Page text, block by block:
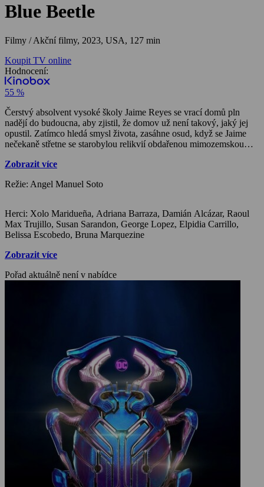
Blue Beetle
Filmy / Akční filmy, 2023, USA, 127 min
Koupit TV online
Hodnocení:
55 %
Čerstvý absolvent vysoké školy Jaime Reyes se vrací domů pln
nadějí do budoucna, aby zjistil, že domov už není takový, jaký jej
opustil. Zatímco hledá smysl života, zasáhne osud, když se Jaime
nečekaně střetne se starobylou relikvií obdařenou mimozemskou
symbiotického hostitele, je obdařen neuvěřitelným brněním
navždy změní jeho osud, když se stane superhrdinou Blue Beetlem.
Zobrazit více
Režie: Angel Manuel Soto
Herci: Xolo Maridueña, Adriana Barraza, Damián Alcázar, Raoul
Max Trujillo, Susan Sarandon, George Lopez, Elpidia Carrillo,
Belissa Escobedo, Bruna Marquezine
Zobrazit více
Pořad aktuálně není v nabídce